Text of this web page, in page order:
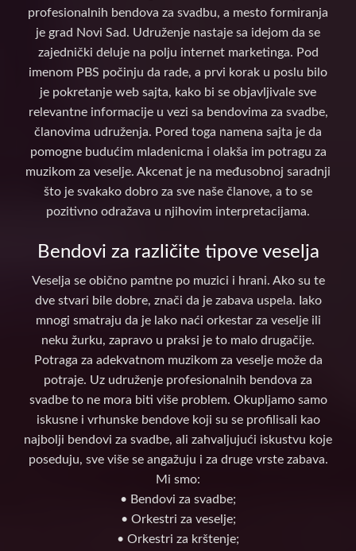
profesionalnih bendova za svadbu, a mesto formiranja
je grad Novi Sad. Udruženje nastaje sa idejom da se
zajednički deluje na polju internet marketinga. Pod
imenom PBS počinju da rade, a prvi korak u poslu bilo
je pokretanje web sajta, kako bi se objavljivale sve
relevantne informacije u vezi sa bendovima za svadbe,
članovima udruženja. Pored toga namena sajta je da
pomogne budućim mladenicma i olakša im potragu za
muzikom za veselje. Akcenat je na međusobnoj saradnji
što je svakako dobro za sve naše članove, a to se
pozitivno odražava u njihovim interpretacijama.
Bendovi za različite tipove veselja
Veselja se obično pamtne po muzici i hrani. Ako su te
dve stvari bile dobre, znači da je zabava uspela. Iako
mnogi smatraju da je lako naći orkestar za veselje ili
neku žurku, zapravo u praksi je to malo drugačije.
Potraga za adekvatnom muzikom za veselje može da
potraje. Uz udruženje profesionalnih bendova za
svadbe to ne mora biti više problem. Okupljamo samo
iskusne i vrhunske bendove koji su se profilisali kao
najbolji bendovi za svadbe, ali zahvaljujući iskustvu koje
poseduju, sve više se angažuju i za druge vrste zabava.
Mi smo:
• Bendovi za svadbe;
• Orkestri za veselje;
• Orkestri za krštenje;